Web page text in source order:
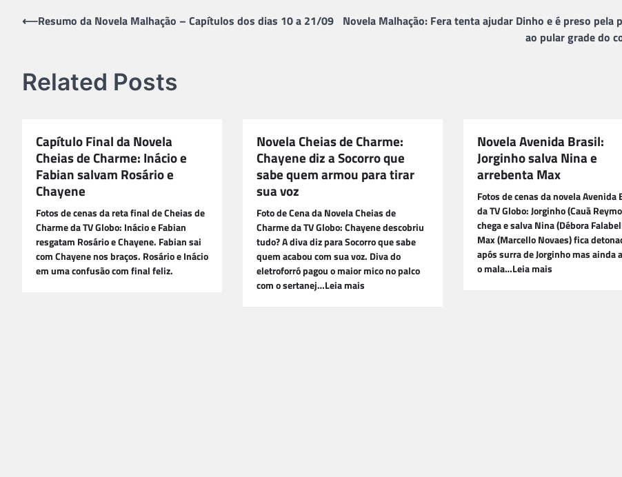
Navegação
⟵Resumo da Novela Malhação – Capítulos dos dias 10 a 21/09 Novela Malhação: Fera tenta ajudar Dinho e é preso pela
ao pular grade do
Related Posts
Capítulo Final da Novela
Cheias de Charme: Inácio e
Fabian salvam Rosário e
Chayene
Fotos de cenas da reta final de Cheias de
Charme da TV Globo: Inácio e Fabian
resgatam Rosário e Chayene. Fabian sai
com Chayene nos braços. Rosário e Inácio
em uma confusão com final feliz.
Novela Cheias de Charme:
Chayene diz a Socorro que
sabe quem armou para tirar
sua voz
Foto de Cena da Novela Cheias de
Charme da TV Globo: Chayene descobriu
tudo? A diva diz para Socorro que sabe
quem acabou com sua voz. Diva do
eletroforró pagou o maior mico no palco
com o sertanej…Leia mais
Novela Avenida Brasil:
Jorginho salva Nina e
arrebenta Max
Fotos de cenas da novela Avenida
da TV Globo: Jorginho (Cauã
chega e salva Nina (Débora
Max (Marcello Novaes) fica
após surra de Jorginho mas ainda
o mala…Leia mais